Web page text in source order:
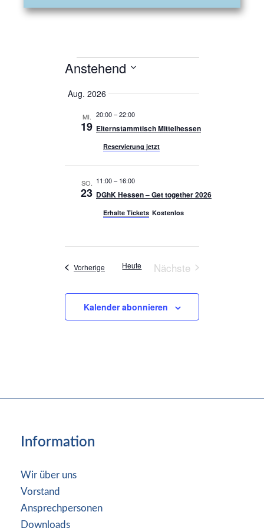
Veranstaltungen
Anstehend
a
s
.
Aug. 2026
MI.
19
20:00–22:00
Elternstammtisch Mittelhessen
Reservierung jetzt
SO.
23
11:00– 16:00
DGhK Hessen – Get together 2026
Erhalte Tickets Kostenlos
Vorherige Veranstaltungen
Heute
Nächste
Kalender abonnieren
Information
Wir über uns
Vorstand
Ansprechpersonen
Downloads